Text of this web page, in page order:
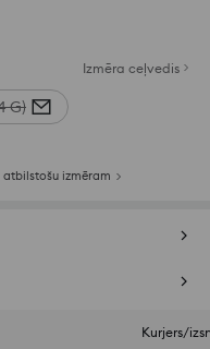
Izmēra ceļvedis
G)
izmēram
Kurjers/